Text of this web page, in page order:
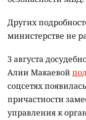
Других
министерстве не
3 августа
Алии Макаевой
соцсетях
причастности
управления к